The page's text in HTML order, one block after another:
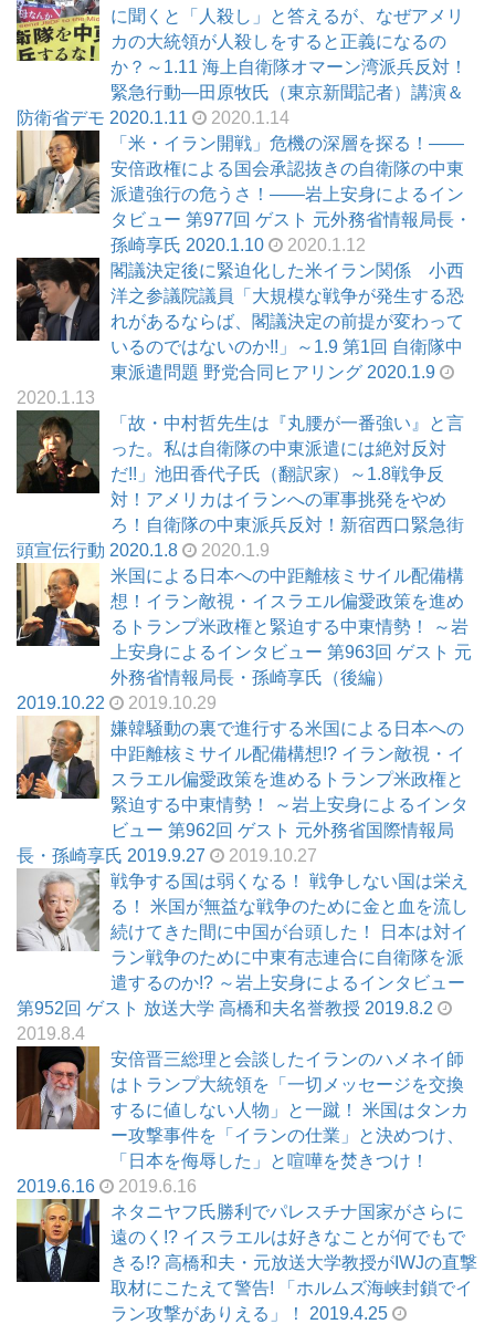
に聞くと「人殺し」と答えるが、なぜアメリ
カの大統領が人殺しをすると正義になるの
か？～1.11 海上自衛隊オマーン湾派兵反対！
緊急行動―田原牧氏（東京新聞記者）講演＆
防衛省デモ 2020.1.11
2020.1.14
「米・イラン開戦」危機の深層を探る！――
安倍政権による国会承認抜きの自衛隊の中東
派遣強行の危うさ！――岩上安身によるイン
タビュー 第977回 ゲスト 元外務省情報局長・
孫崎享氏 2020.1.10
2020.1.12
閣議決定後に緊迫化した米イラン関係 小西
洋之参議院議員「大規模な戦争が発生する恐
れがあるならば、閣議決定の前提が変わって
いるのではないのか!!」～1.9 第1回 自衛隊中
東派遣問題 野党合同ヒアリング 2020.1.9
2020.1.13
「故・中村哲先生は『丸腰が一番強い』と言
った。私は自衛隊の中東派遣には絶対反対
だ!!」池田香代子氏（翻訳家）～1.8戦争反
対！アメリカはイランへの軍事挑発をやめ
ろ！自衛隊の中東派兵反対！新宿西口緊急街
頭宣伝行動 2020.1.8
2020.1.9
米国による日本への中距離核ミサイル配備構
想！イラン敵視・イスラエル偏愛政策を進め
るトランプ米政権と緊迫する中東情勢！ ～岩
上安身によるインタビュー 第963回 ゲスト 元
外務省情報局長・孫崎享氏（後編）
2019.10.22
2019.10.29
嫌韓騒動の裏で進行する米国による日本への
中距離核ミサイル配備構想!? イラン敵視・イ
スラエル偏愛政策を進めるトランプ米政権と
緊迫する中東情勢！ ～岩上安身によるインタ
ビュー 第962回 ゲスト 元外務省国際情報局
長・孫崎享氏 2019.9.27
2019.10.27
戦争する国は弱くなる！ 戦争しない国は栄え
る！ 米国が無益な戦争のために金と血を流し
続けてきた間に中国が台頭した！ 日本は対イ
ラン戦争のために中東有志連合に自衛隊を派
遣するのか!? ～岩上安身によるインタビュー
第952回 ゲスト 放送大学 高橋和夫名誉教授 2019.8.2
2019.8.4
安倍晋三総理と会談したイランのハメネイ師
はトランプ大統領を「一切メッセージを交換
するに値しない人物」と一蹴！ 米国はタンカ
ー攻撃事件を「イランの仕業」と決めつけ、
「日本を侮辱した」と喧嘩を焚きつけ！
2019.6.16
2019.6.16
ネタニヤフ氏勝利でパレスチナ国家がさらに
遠のく!? イスラエルは好きなことが何でもで
きる!? 高橋和夫・元放送大学教授がIWJの直撃
取材にこたえて警告! 「ホルムズ海峡封鎖でイ
ラン攻撃がありえる」！ 2019.4.25